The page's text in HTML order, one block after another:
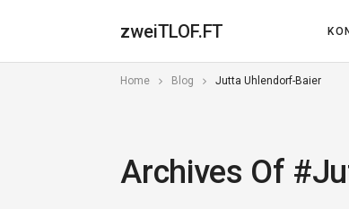
zweiTLOF.FT
Home Blog Jutta Uhlendorf-Baier
Archives Of